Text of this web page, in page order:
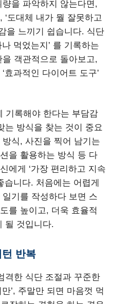
을 파악하지 않는다면,
도대체 내가 뭘 잘못하고
을 느끼기 쉽습니다. 식단
먹었는지’ 를 기록하는
객관적으로 돌아보고,
효과적인 다이어트 도구’
기록해야 한다는 부담감
는 방식을 찾는 것이 중요
식, 사진을 찍어 남기는
을 활용하는 방식 등 다
에게 ‘가장 편리하고 지속
습니다. 처음에는 어렵게
기를 작성하다 보면 스
를 높이고, 더욱 효율적
될 것입니다.
반복
격한 식단 조절과 꾸준한
’, 주말만 되면 마음껏 먹